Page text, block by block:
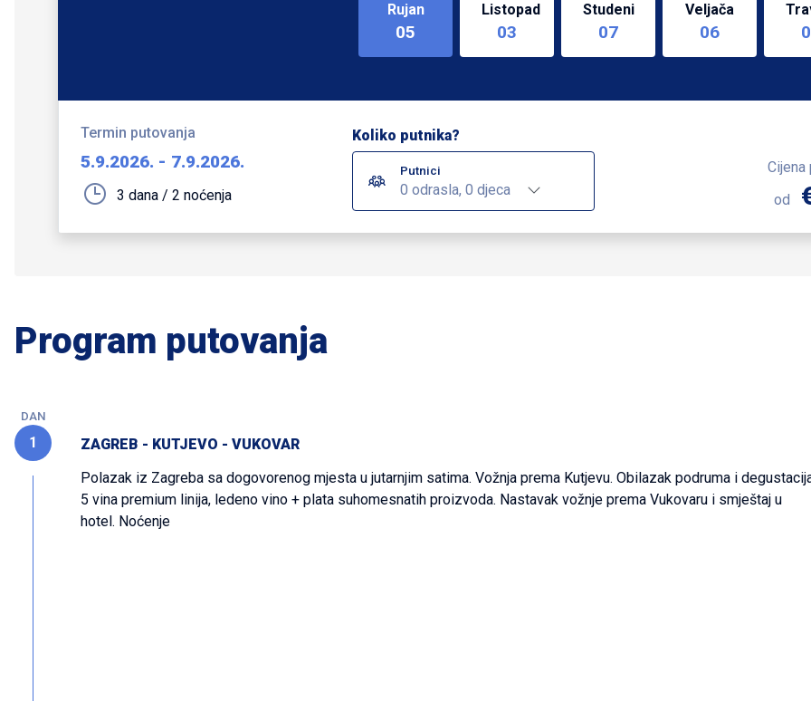
Rujan
05
Listopad
03
Studeni
07
Veljača
06
Termin putovanja
5.9.2026. - 7.9.2026.
3 dana / 2 noćenja
Koliko putnika?
Putnici
0 odrasla, 0 djeca
od
Program putovanja
DAN
1
ZAGREB - KUTJEVO - VUKOVAR
Polazak iz Zagreba sa dogovorenog mjesta u jutarnjim satima. Vožnja prema Kutjevu. Obilazak podruma i
5 vina premium linija, ledeno vino + plata suhomesnatih proizvoda. Nastavak vožnje prema Vukovaru i smještaj u
hotel. Noćenje